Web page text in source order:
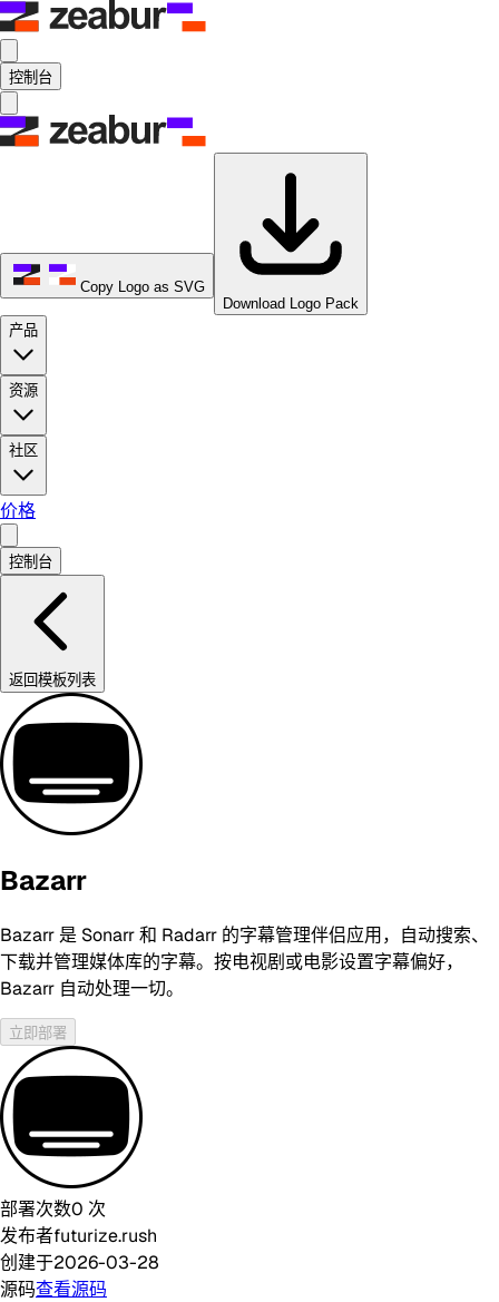
控制台
Copy Logo as SVG
Download Logo Pack
产品
资源
社区
价格
控制台
返回模板列表
Bazarr
Bazarr 是 Sonarr 和 Radarr 的字幕管理伴侣应用，自动搜索、
下载并管理媒体库的字幕。按电视剧或电影设置字幕偏好，
Bazarr 自动处理一切。
立即部署
部署次数0 次
发布者futurize.rush
创建于2026-03-28
源码查看源码